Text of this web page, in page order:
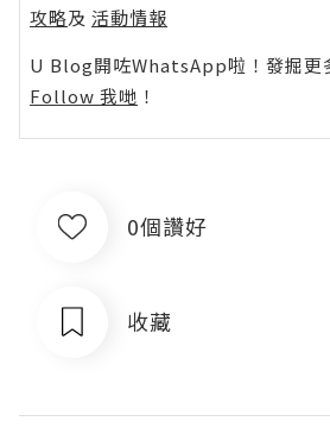
攻略及 活動情報
U Blog開咗WhatsApp啦！發掘更
Follow 我哋 ！
0個讚好
收藏